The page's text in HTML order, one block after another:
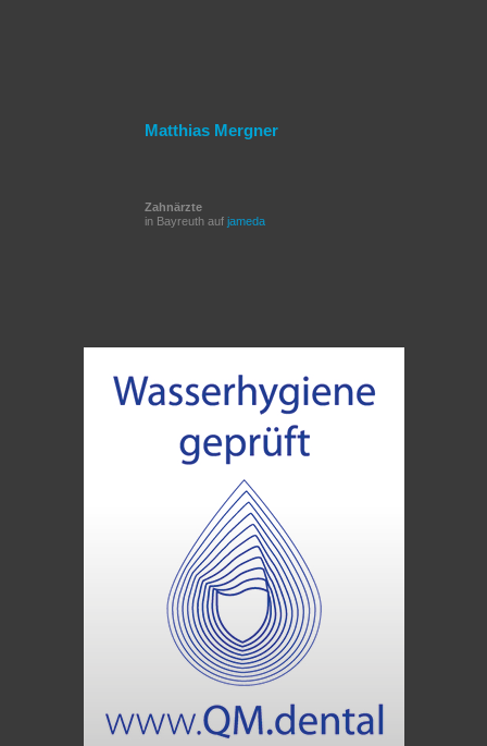
Matthias Mergner
Zahnärzte
in Bayreuth auf jameda